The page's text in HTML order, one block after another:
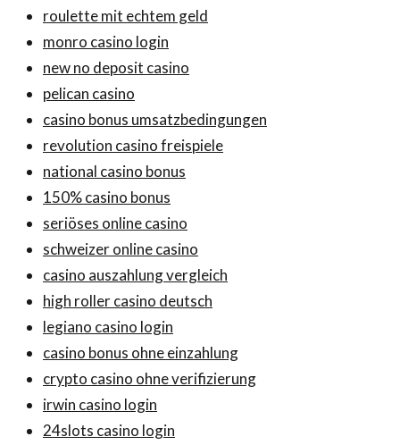
roulette mit echtem geld
monro casino login
new no deposit casino
pelican casino
casino bonus umsatzbedingungen
revolution casino freispiele
national casino bonus
150% casino bonus
seriöses online casino
schweizer online casino
casino auszahlung vergleich
high roller casino deutsch
legiano casino login
casino bonus ohne einzahlung
crypto casino ohne verifizierung
irwin casino login
24slots casino login